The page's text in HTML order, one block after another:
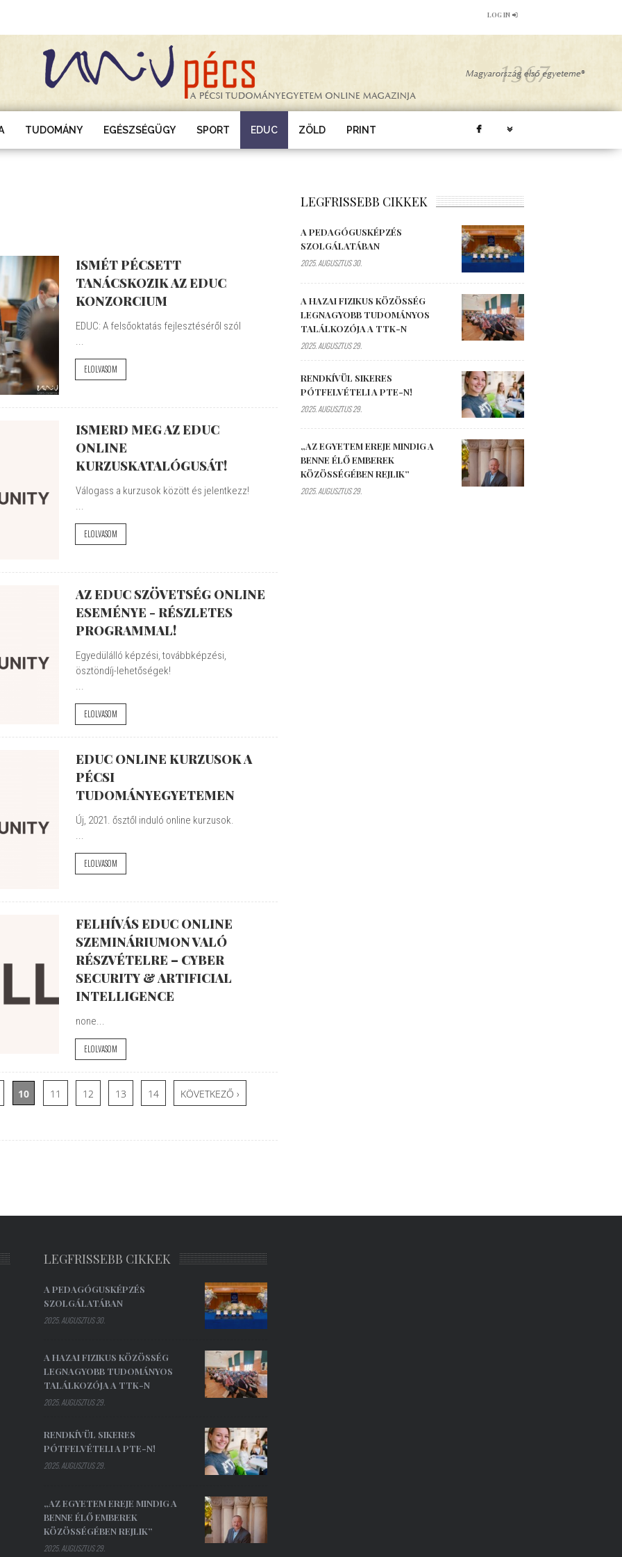
LOG IN
TUDOMÁNY EGÉSZSÉGÜGY SPORT EDUC ZÖLD PRINT
ISMÉT PÉCSETT
TANÁCSKOZIK AZ EDUC
KONZORCIUM
EDUC: A felsőoktatás fejlesztéséről szól
...
ELOLVASOM
ISMERD MEG AZ EDUC
ONLINE
KURZUSKATALÓGUSÁT!
Válogass a kurzusok között és jelentkezz!
...
ELOLVASOM
AZ EDUC SZÖVETSÉG ONLINE
ESEMÉNYE - RÉSZLETES
PROGRAMMAL!
Egyedülálló képzési, továbbképzési,
ösztöndíj-lehetőségek!
...
ELOLVASOM
EDUC ONLINE KURZUSOK A
PÉCSI
TUDOMÁNYEGYETEMEN
Új, 2021. ősztől induló online kurzusok.
...
ELOLVASOM
FELHÍVÁS EDUC ONLINE
SZEMINÁRIUMON VALÓ
RÉSZVÉTELRE – CYBER
SECURITY & ARTIFICIAL
INTELLIGENCE
none...
ELOLVASOM
10 11 12 13 14
KÖVETKEZŐ ›
LEGFRISSEBB CIKKEK
A PEDAGÓGUSKÉPZÉS
SZOLGÁLATÁBAN
2025. AUGUSZTUS 30.
A HAZAI FIZIKUS KÖZÖSSÉG
LEGNAGYOBB TUDOMÁNYOS
TALÁLKOZÓJA A TTK-N
2025. AUGUSZTUS 29.
RENDKÍVÜL SIKERES
PÓTFELVÉTELI A PTE-N!
2025. AUGUSZTUS 29.
„AZ EGYETEM EREJE MINDIG A
BENNE ÉLŐ EMBEREK
KÖZÖSSÉGÉBEN REJLIK”
2025. AUGUSZTUS 29.
LEGFRISSEBB CIKKEK
A PEDAGÓGUSKÉPZÉS
SZOLGÁLATÁBAN
2025. AUGUSZTUS 30.
A HAZAI FIZIKUS KÖZÖSSÉG
LEGNAGYOBB TUDOMÁNYOS
TALÁLKOZÓJA A TTK-N
2025. AUGUSZTUS 29.
RENDKÍVÜL SIKERES
PÓTFELVÉTELI A PTE-N!
2025. AUGUSZTUS 29.
„AZ EGYETEM EREJE MINDIG A
BENNE ÉLŐ EMBEREK
KÖZÖSSÉGÉBEN REJLIK”
2025. AUGUSZTUS 29.